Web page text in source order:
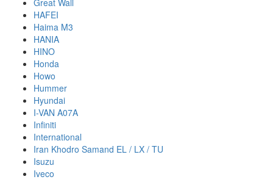
Great Wall
HAFEI
Haima M3
HANIA
HINO
Honda
Howo
Hummer
Hyundai
I-VAN A07A
Infiniti
International
Iran Khodro Samand EL / LX / TU
Isuzu
Iveco